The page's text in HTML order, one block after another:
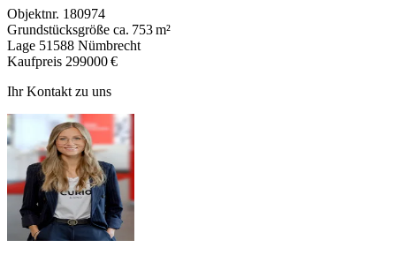
Objektnr. 180974
Grundstücksgröße ca. 753 m²
Lage 51588 Nümbrecht
Kaufpreis 299000 €
Ihr Kontakt zu uns